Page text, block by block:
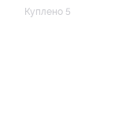
Куплено 5